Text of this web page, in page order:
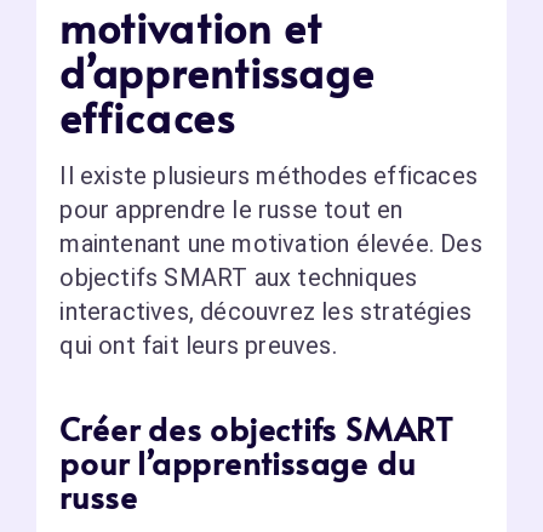
motivation et
d’apprentissage
efficaces
Il existe plusieurs méthodes efficaces
pour apprendre le russe tout en
maintenant une motivation élevée. Des
objectifs SMART aux techniques
interactives, découvrez les stratégies
qui ont fait leurs preuves.
Créer des objectifs SMART
pour l’apprentissage du
russe